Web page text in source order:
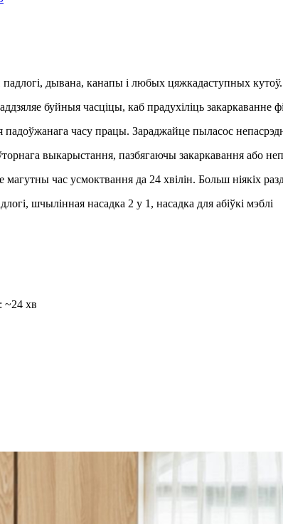
дывана, канапы і любых цяжкадаступных кутоў.
буйныя часціцы, каб прадухіліць закаркаванне
часу працы. Зараджайце пыласос
выкарыстання, пазбягаючы закаркавання або
час усмоктвання да 24 хвілін. Больш ніякіх
шчылінная насадка 2 у 1, насадка для абіўкі мэблі
~24 хв